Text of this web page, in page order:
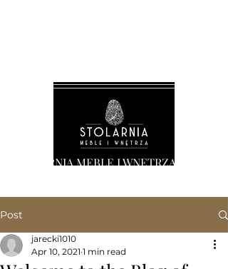
STOLARNIA MEBLE I WNĘTRZA
Post
jarecki1010
Apr 10, 2021 1 min read